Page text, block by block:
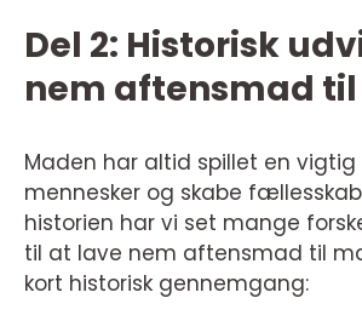
Del 2: Historisk
nem aftensmad
Maden har altid spillet en
mennesker og skabe
historien har vi set mange
til at lave nem aftensmad til
kort historisk gennemgang: